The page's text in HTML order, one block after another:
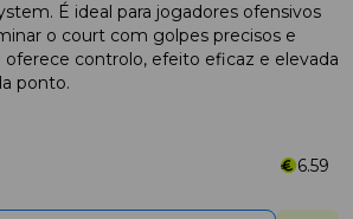
É ideal para jogadores ofensivos
o court com golpes precisos e
controlo, efeito eficaz e elevada
ponto.
6.59